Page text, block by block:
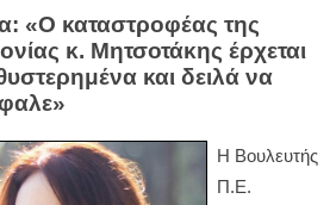
«Ο καταστροφέας της
κ. Μητσοτάκης έρχεται
και δειλά να
Η Βουλευτής
Π.Ε.